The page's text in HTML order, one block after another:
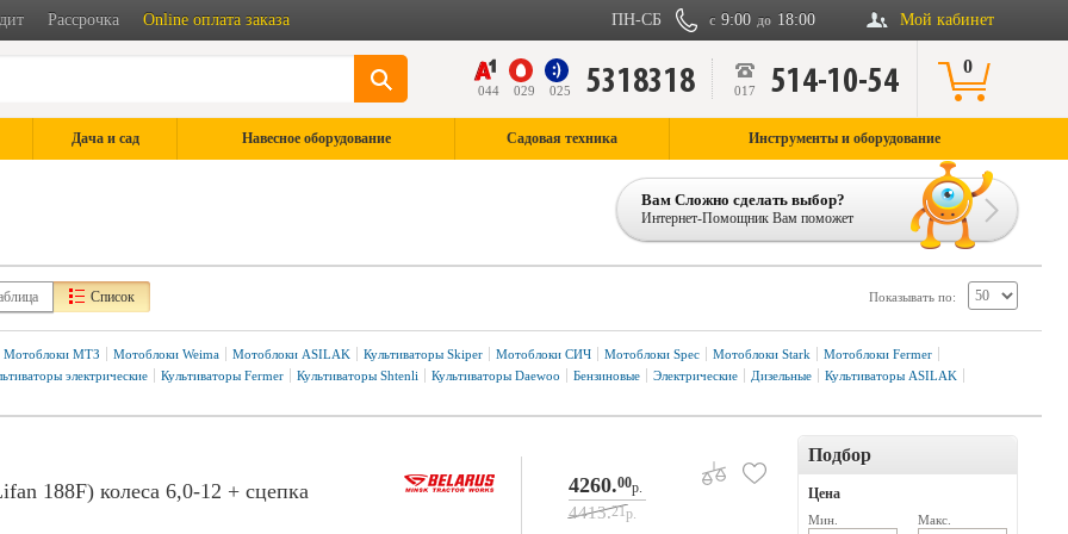
Рассрочка Online оплата заказа Мой кабинет
с 9:00 до 18:00
ПН-СБ
044 029 025 5318318 017 514-10-54 0
Дача и сад Навесное оборудование Садовая техника Инструменты и оборудование
Вам Сложно сделать выбор?
Интернет-Помощник Вам поможет
Список Показывать по:
Мотоблоки МТЗ Мотоблоки Weima Мотоблоки ASILAK Культиваторы Skiper Мотоблоки СИЧ Мотоблоки Spec Мотоблоки Stark
Мотоблоки Fermer
электрические Культиваторы Fermer Культиваторы Shtenli Культиваторы Daewoo Бензиновые Электрические Дизельные
Культиваторы ASILAK
188F) колеса 6,0-12 + сцепка
4260.00р.
4413.21р.
Подбор
Цена
Мин. Макс.